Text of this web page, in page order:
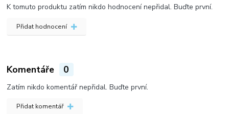
K tomuto produktu zatím nikdo hodnocení nepřidal. Buďte první.
Přidat hodnocení
Komentáře 0
Zatím nikdo komentář nepřidal. Buďte první.
Přidat komentář